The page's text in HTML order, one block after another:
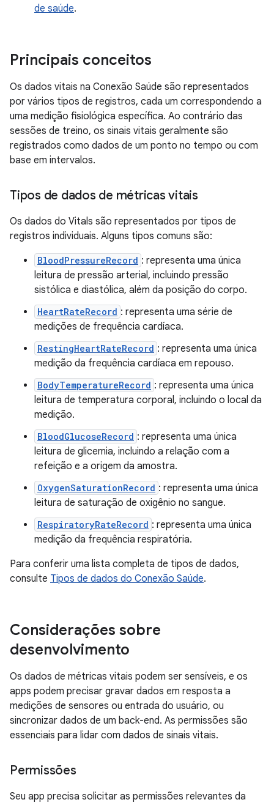
de saúde.
Principais conceitos
Os dados vitais na Conexão Saúde são representados
por vários tipos de registros, cada um correspondendo a
uma medição fisiológica específica. Ao contrário das
sessões de treino, os sinais vitais geralmente são
registrados como dados de um ponto no tempo ou com
base em intervalos.
Tipos de dados de métricas vitais
Os dados do Vitals são representados por tipos de
registros individuais. Alguns tipos comuns são:
BloodPressureRecord : representa uma única
leitura de pressão arterial, incluindo pressão
sistólica e diastólica, além da posição do corpo.
HeartRateRecord : representa uma série de
medições de frequência cardíaca.
RestingHeartRateRecord : representa uma única
medição da frequência cardíaca em repouso.
BodyTemperatureRecord : representa uma única
leitura de temperatura corporal, incluindo o local da
medição.
BloodGlucoseRecord : representa uma única
leitura de glicemia, incluindo a relação com a
refeição e a origem da amostra.
OxygenSaturationRecord : representa uma única
leitura de saturação de oxigênio no sangue.
RespiratoryRateRecord : representa uma única
medição da frequência respiratória.
Para conferir uma lista completa de tipos de dados,
consulte Tipos de dados do Conexão Saúde.
Considerações sobre
desenvolvimento
Os dados de métricas vitais podem ser sensíveis, e os
apps podem precisar gravar dados em resposta a
medições de sensores ou entrada do usuário, ou
sincronizar dados de um back-end. As permissões são
essenciais para lidar com dados de sinais vitais.
Permissões
Seu app precisa solicitar as permissões relevantes da